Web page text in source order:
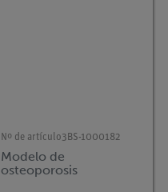
Nº de artículo3BS-1000182
Modelo de
osteoporosis